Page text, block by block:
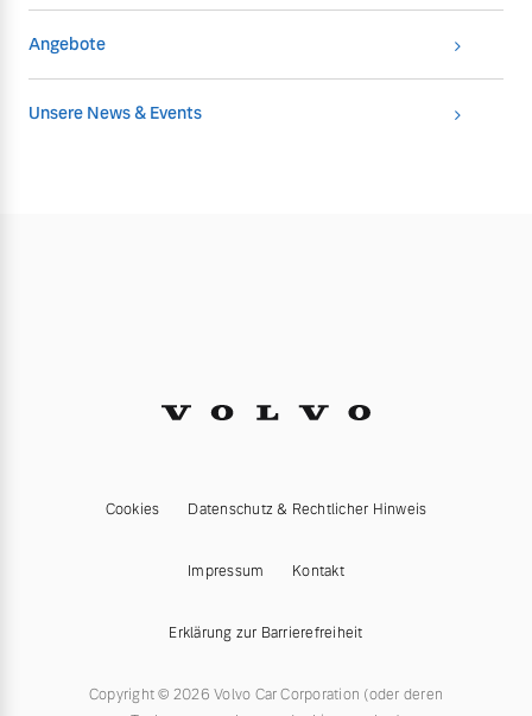
Angebote
Unsere News & Events
Cookies Datenschutz & Rechtlicher Hinweis
Impressum Kontakt
Erklärung zur Barrierefreiheit
Copyright © 2026 Volvo Car Corporation (oder deren